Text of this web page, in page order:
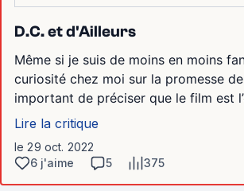
D.C. et d'Ailleurs
Même si je suis de moins en moins
curiosité chez moi sur la promesse
important de préciser que le film est
Lire la critique
le 29 oct. 2022
6 j'aime
5 375